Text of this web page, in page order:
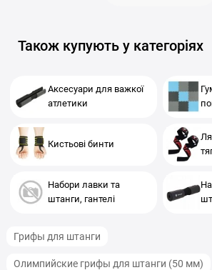
Також купують у категоріях
Аксесуари для важкої
атлетики
Кистьові бинти
Набори лавки та
штанги, гантелі
Грифы для штанги
Олимпийские грифы для штанги (50 мм)